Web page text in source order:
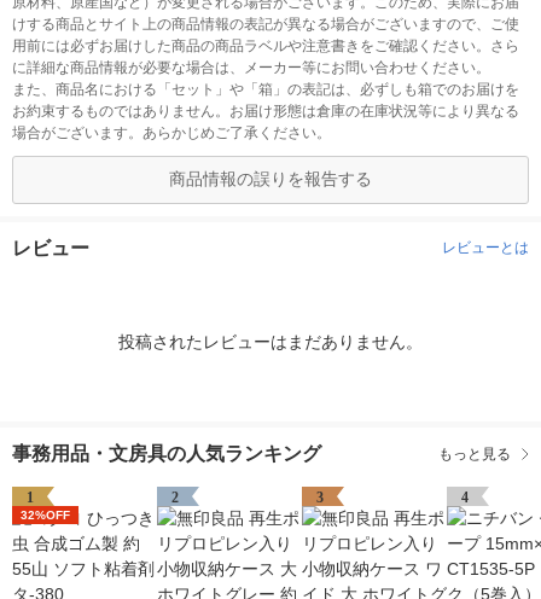
けする商品とサイト上の商品情報の表記が異なる場合がございますので、ご使
用前には必ずお届けした商品の商品ラベルや注意書きをご確認ください。さら
に詳細な商品情報が必要な場合は、メーカー等にお問い合わせください。
また、商品名における「セット」や「箱」の表記は、必ずしも箱でのお届けを
お約束するものではありません。お届け形態は倉庫の在庫状況等により異なる
場合がございます。あらかじめご了承ください。
商品情報の誤りを報告する
レビュー レビューとは
投稿されたレビューはまだありません。
事務用品・文房具の人気ランキング もっと見る
1
32%OFF
2 3 4